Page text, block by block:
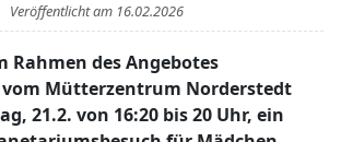
Veröffentlicht am 16.02.2026
Rahmen des Angebotes
vom Mütterzentrum Norderstedt
21.2. von 16:20 bis 20 Uhr, ein